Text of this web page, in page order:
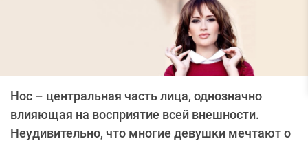
Нос – центральная часть лица, однозначно
влияющая на восприятие всей внешности.
Неудивительно, что многие девушки мечтают о